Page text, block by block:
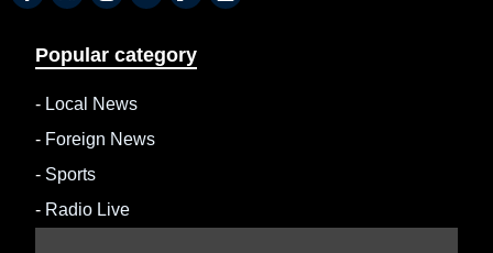
Popular category
- Local News
- Foreign News
- Sports
- Radio Live